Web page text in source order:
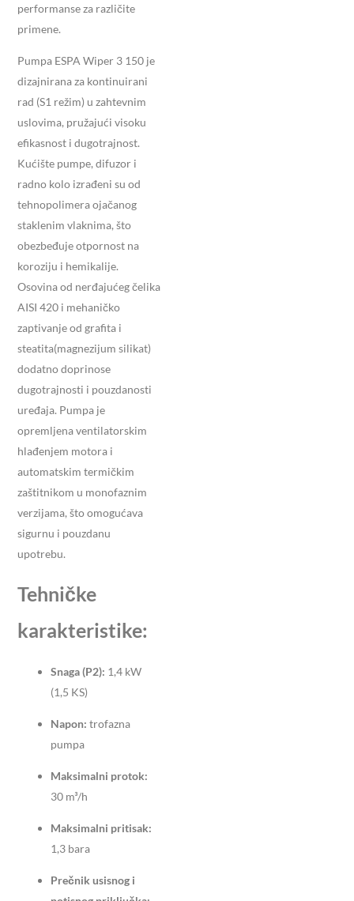
performanse za različite
primene.
Pumpa ESPA Wiper 3 150 je
dizajnirana za kontinuirani
rad (S1 režim) u zahtevnim
uslovima, pružajući visoku
efikasnost i dugotrajnost.
Kućište pumpe, difuzor i
radno kolo izrađeni su od
tehnopolimera ojačanog
staklenim vlaknima, što
obezbeđuje otpornost na
koroziju i hemikalije.
Osovina od nerđajućeg čelika
AISI 420 i mehaničko
zaptivanje od grafita i
steatita(magnezijum silikat)
dodatno doprinose
dugotrajnosti i pouzdanosti
uređaja. Pumpa je
opremljena ventilatorskim
hlađenjem motora i
automatskim termičkim
zaštitnikom u monofaznim
verzijama, što omogućava
sigurnu i pouzdanu
upotrebu.
Tehničke
karakteristike:
Snaga (P2): 1,4 kW
(1,5 KS)
Napon: trofazna
pumpa
Maksimalni protok:
30 m³/h
Maksimalni pritisak:
1,3 bara
Prečnik usisnog i